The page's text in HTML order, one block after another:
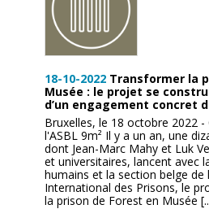
18-10-2022 Transformer la
Musée : le projet se
d’un engagement concret
Bruxelles, le 18 octobre 2022
l'ASBL 9m² Il y a un an, une
dont Jean-Marc Mahy et Luk
et universitaires, lancent avec
humains et la section belge de
International des Prisons, le
la prison de Forest en Musée